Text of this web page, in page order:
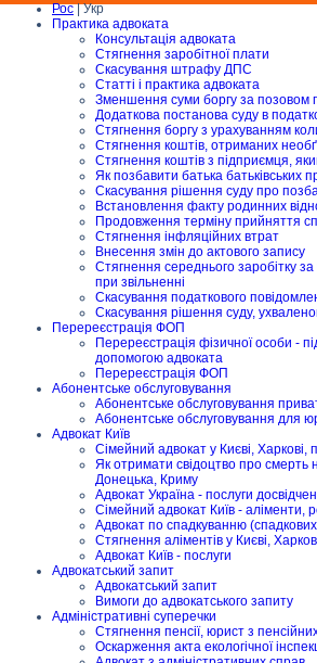
Рос| Укр
Практика адвоката
Консультація адвоката
Стягнення заробітної плати
Скасування штрафу ДПС
Статті і практика адвоката
Зменшення суми боргу за позовом
Додаткова постанова суду в
Стягнення боргу з урахуванням
Стягнення коштів, отриманих
Стягнення коштів з підприємця,
Як позбавити батька батьківських
Скасування рішення суду про
Встановлення факту родинних
Продовження терміну прийняття
Стягнення інфляційних втрат
Внесення змін до актового запису
Стягнення середнього заробітку
при звільненні
Скасування податкового
Скасування рішення суду,
Перереєстрація ФОП
Перереєстрація фізичної особи -
допомогою адвоката
Перереєстрація ФОП
Абонентське обслуговування
Абонентське обслуговування
Абонентське обслуговування для
Адвокат Київ
Сімейний адвокат у Києві, Харкові,
Як отримати свідоцтво про смерть
Донецька, Криму
Адвокат Україна - послуги
Сімейний адвокат Київ - аліменти,
Адвокат по спадкуванню (спадкових
Стягнення аліментів у Києві,
Адвокат Київ - послуги
Адвокатський запит
Адвокатський запит
Вимоги до адвокатського запиту
Адміністративні суперечки
Стягнення пенсії, юрист з
Оскарження акта екологічної